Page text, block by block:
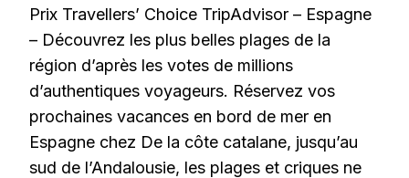
Prix Travellers’ Choice TripAdvisor – Espagne
– Découvrez les plus belles plages de la
région d’après les votes de millions
d’authentiques voyageurs. Réservez vos
prochaines vacances en bord de mer en
Espagne chez De la côte catalane, jusqu’au
sud de l’Andalousie, les plages et criques ne